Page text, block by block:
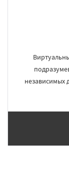
независимых